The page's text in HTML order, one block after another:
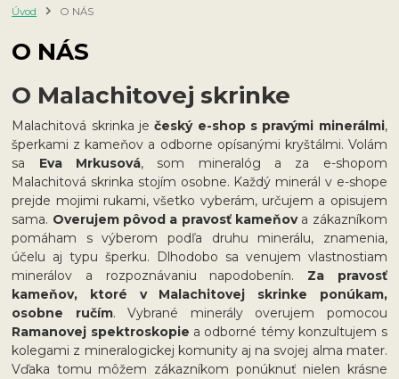
Úvod O NÁS
O NÁS
O Malachitovej skrinke
Malachitová skrinka ječeský e-shop s pravými minerálmi,
šperkami z kameňov a odborne opísanými kryštálmi. Volám
sa Eva Mrkusová, som mineralóg a za e-shopom
Malachitová skrinka stojím osobne. Každý minerál v e-shope
prejde mojimi rukami, všetko vyberám, určujem a opisujem
sama. Overujem pôvod a pravosť kameňova zákazníkom
pomáham s výberom podľa druhu minerálu, znamenia,
účelu aj typu šperku. Dlhodobo sa venujem vlastnostiam
minerálov a rozpoznávaniu napodobenín. Za pravosť
kameňov, ktoré v Malachitovej skrinke ponúkam,
osobne ručím. Vybrané minerály overujem pomocou
Ramanovej spektroskopie a odborné témy konzultujem s
kolegami z mineralogickej komunity aj na svojej alma mater.
Vďaka tomu môžem zákazníkom ponúknuť nielen krásne